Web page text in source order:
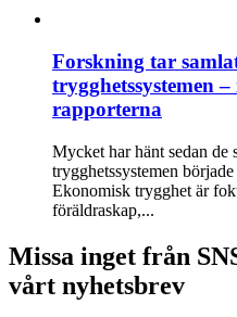
Forskning tar
trygghetssystemen
rapporterna
Mycket har hänt sedan de
trygghetssystemen
Ekonomisk trygghet är
föräldraskap,...
Missa inget från
vårt nyhetsbrev